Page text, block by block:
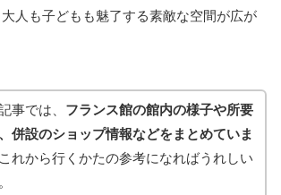
人も子どもも魅了する素敵な空間が広が
事では、 フランス館の館内の様子や所要
併設のショップ情報などをまとめていま
れから行くかたの参考になればうれしい